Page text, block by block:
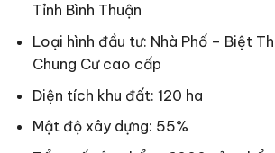
Tỉnh Bình Thuận
Loại hình đầu tư: Nhà Phố – Biệt
Chung Cư cao cấp
Diện tích khu đất: 120 ha
Mật độ xây dựng: 55%